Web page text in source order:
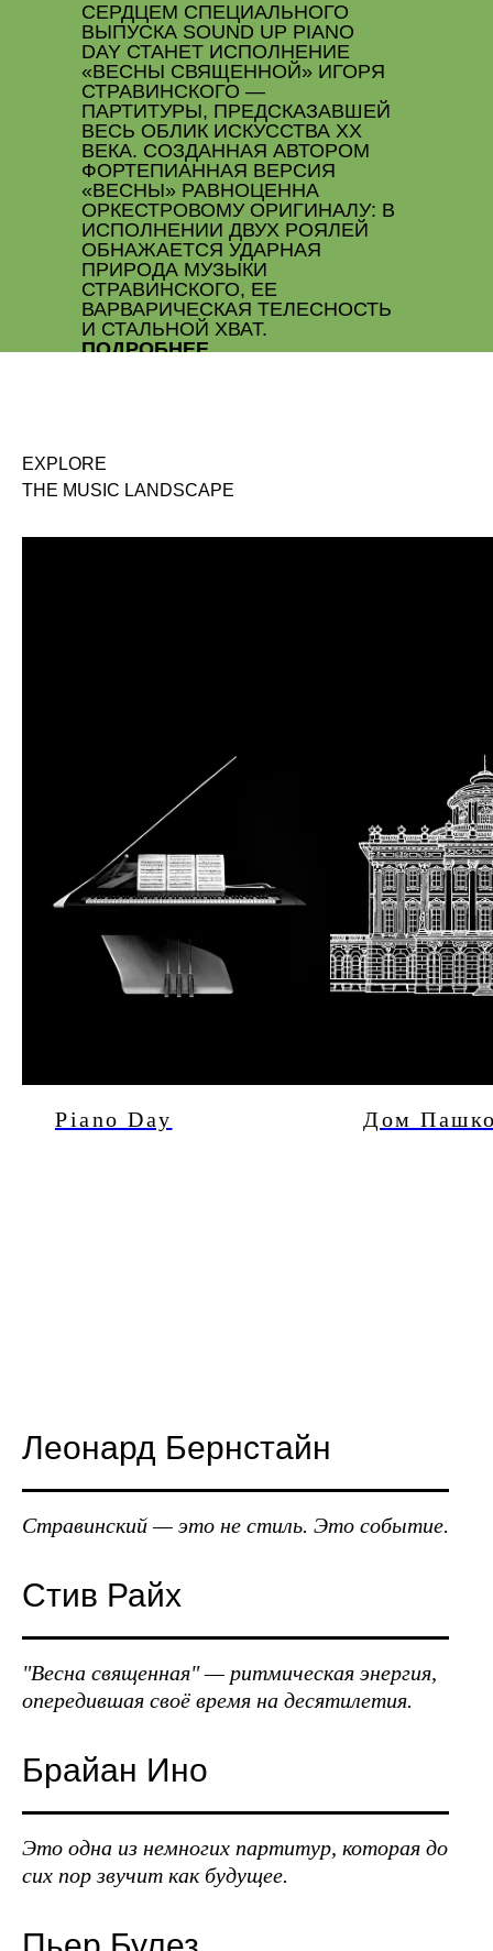
СЕРДЦЕМ СПЕЦИАЛЬНОГО
ВЫПУСКА SOUND UP PIANO
DAY СТАНЕТ ИСПОЛНЕНИЕ
«ВЕСНЫ СВЯЩЕННОЙ» ИГОРЯ
СТРАВИНСКОГО —
ПАРТИТУРЫ, ПРЕДСКАЗАВШЕЙ
ВЕСЬ ОБЛИК ИСКУССТВА XX
ВЕКА. СОЗДАННАЯ АВТОРОМ
ФОРТЕПИАННАЯ ВЕРСИЯ
«ВЕСНЫ» РАВНОЦЕННА
ОРКЕСТРОВОМУ ОРИГИНАЛУ: В
ИСПОЛНЕНИИ ДВУХ РОЯЛЕЙ
ОБНАЖАЕТСЯ УДАРНАЯ
ПРИРОДА МУЗЫКИ
СТРАВИНСКОГО, ЕЕ
ВАРВАРИЧЕСКАЯ ТЕЛЕСНОСТЬ
И СТАЛЬНОЙ ХВАТ.
ПОДРОБНЕЕ
EXPLORE
THE MUSIC LANDSCAPE
Piano Day Дом
Леонард Бернстайн
Стравинский — это не стиль. Это событие.
Стив Райх
"Весна священная" — ритмическая энергия,
опередившая своё время на десятилетия.
Брайан Ино
Это одна из немногих партитур, которая до
сих пор звучит как будущее.